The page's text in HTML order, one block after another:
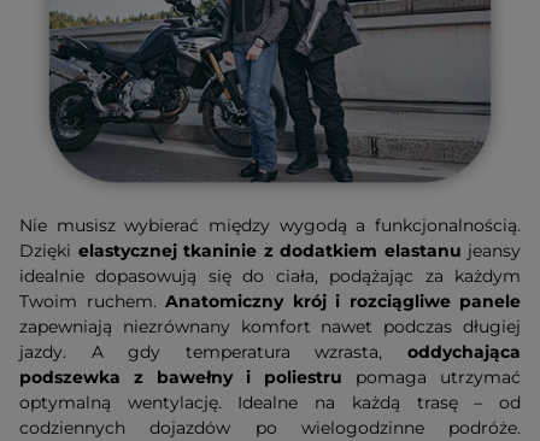
Nie musisz wybierać między wygodą a funkcjonalnością.
Dzięki elastycznej tkaninie z dodatkiem elastanu jeansy
idealnie dopasowują się do ciała, podążając za każdym
Twoim ruchem. Anatomiczny krój i rozciągliwe panele
zapewniają niezrównany komfort nawet podczas długiej
jazdy. A gdy temperatura wzrasta, oddychająca
podszewka z bawełny i poliestru pomaga utrzymać
optymalną wentylację. Idealne na każdą trasę – od
codziennych dojazdów po wielogodzinne podróże.